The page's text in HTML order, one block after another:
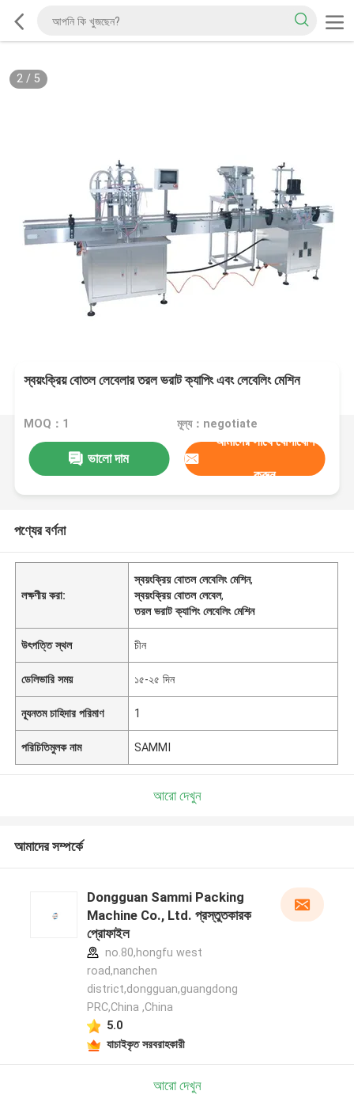
2/ 5
স্বয়ংক্রিয় বোতল লেবেলার তরল ভরাট ক্যাপিং এবং লেবেলিং মেশিন
MOQ：1 মূল্য：negotiate
ভালো দাম
আমাদের সাথে যোগাযোগ
করুন
পণ্যের বর্ণনা
লক্ষণীয় করা:
স্বয়ংক্রিয় বোতল লেবেলিং মেশিন,
স্বয়ংক্রিয় বোতল লেবেল,
তরল ভরাট ক্যাপিং লেবেলিং মেশিন
উৎপত্তি স্থল চীন
ডেলিভারি সময় ১৫-২৫ দিন
ন্যূনতম চাহিদার পরিমাণ 1
পরিচিতিমুলক নাম SAMMI
আরো দেখুন
আমাদের সম্পর্কে
Dongguan Sammi Packing
Machine Co., Ltd. প্রস্তুতকারক
প্রোফাইল
no.80,hongfu west
road,nanchen
district,dongguan,guangdong
PRC,China ,China
5.0
যাচাইকৃত সরবরাহকারী
আরো দেখুন